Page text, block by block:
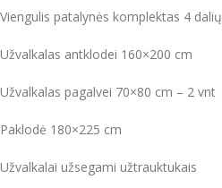
Viengulis patalynės komplektas 4 dalių
Užvalkalas antklodei 160×200 cm
Užvalkalas pagalvei 70×80 cm – 2 vnt
Paklodė 180×225 cm
Užvalkalai užsegami užtrauktukais